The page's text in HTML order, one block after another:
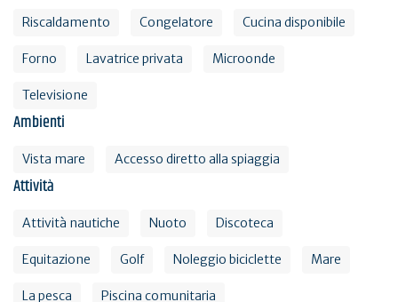
Riscaldamento Congelatore Cucina disponibile
Forno Lavatrice privata Microonde
Televisione
Ambienti
Vista mare Accesso diretto alla spiaggia
Attività
Attività nautiche Nuoto Discoteca
Equitazione Golf Noleggio biciclette Mare
La pesca Piscina comunitaria